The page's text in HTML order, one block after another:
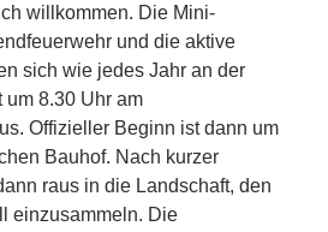
willkommen. Die Mini-
und die aktive
sich wie jedes Jahr an der
um 8.30 Uhr am
Offizieller Beginn ist dann um
Bauhof. Nach kurzer
raus in die Landschaft, den
einzusammeln. Die